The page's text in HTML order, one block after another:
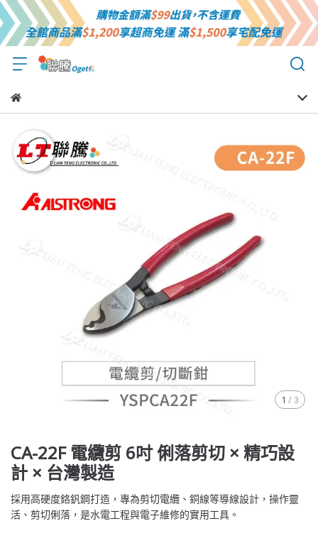
1 /3
CA-22F 電纜剪 6吋 俐落剪切 × 精巧設
計 × 台灣製造
採用高硬度鉻釩鋼打造，專為剪切電纜、銅線等導線設計，操作靈
活、剪切俐落，是水電工程與電子維修的實用工具。